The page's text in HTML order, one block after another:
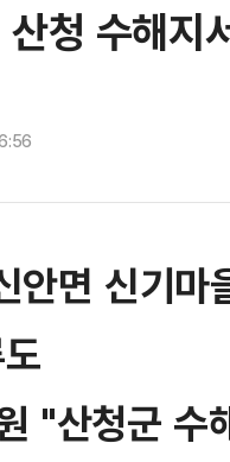
청 수해
면 신기마
"산청군